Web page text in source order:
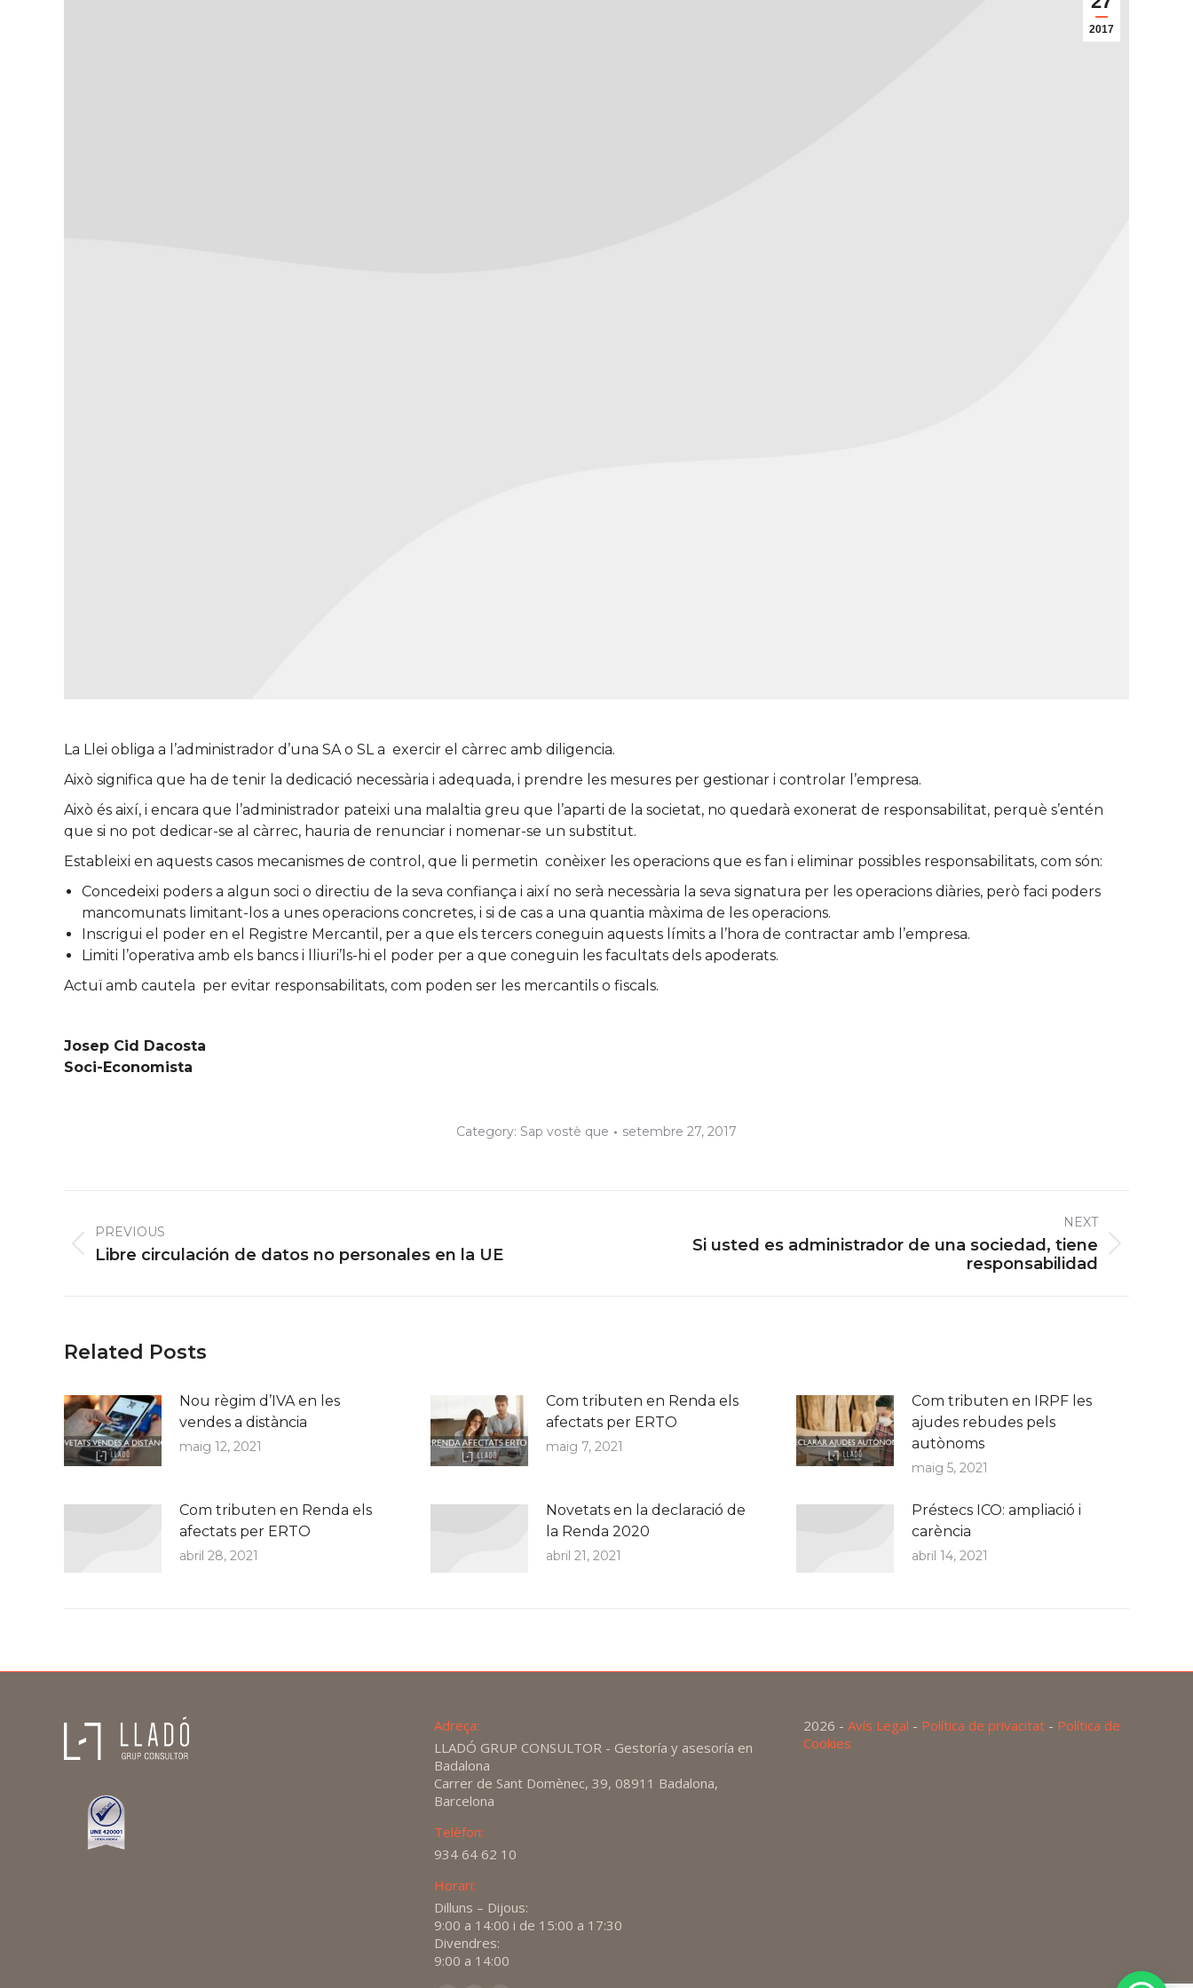
2017
La Llei obliga a l’administrador d’una SA o SL a exercir el càrrec amb diligencia.
Això significa que ha de tenir la dedicació necessària i adequada, i prendre les mesures per gestionar i controlar l’empresa.
Això és així, i encara que l’administrador pateixi una malaltia greu que l’aparti de la societat, no quedarà exonerat de responsabilitat, perquè s’entén
que si no pot dedicar-se al càrrec, hauria de renunciar i nomenar-se un substitut.
Estableixi en aquests casos mecanismes de control, que li permetin conèixer les operacions que es fan i eliminar possibles responsabilitats, com són:
Concedeixi poders a algun soci o directiu de la seva confiança i així no serà necessària la seva signatura per les operacions diàries, però faci poders
mancomunats limitant-los a unes operacions concretes, i si de cas a una quantia màxima de les operacions.
Inscrigui el poder en el Registre Mercantil, per a que els tercers coneguin aquests límits a l’hora de contractar amb l’empresa.
Limiti l’operativa amb els bancs i lliuri’ls-hi el poder per a que coneguin les facultats dels apoderats.
Actuï amb cautela per evitar responsabilitats, com poden ser les mercantils o fiscals.
Josep Cid Dacosta
Soci-Economista
Category: Sap vostè que setembre 27, 2017
navigation
PREVIOUS
Previous
Libre circulación de datos no personales en la UE
NEXT
Si usted es administrador de una sociedad, tiene
responsabilidad
Related Posts
Nou règim d’IVA en les
vendes a distància
maig 12, 2021
Com tributen en Renda els
afectats per ERTO
maig 7, 2021
Com tributen en IRPF les
ajudes rebudes pels
autònoms
maig 5, 2021
Com tributen en Renda els
afectats per ERTO
abril 28, 2021
Novetats en la declaració de
la Renda 2020
abril 21, 2021
Préstecs ICO: ampliació i
carència
abril 14, 2021
Adreça:
LLADÓ GRUP CONSULTOR - Gestoría y asesoría en
Badalona
Carrer de Sant Domènec, 39, 08911 Badalona,
Barcelona
Telèfon:
934 64 62 10
Horari:
Dilluns – Dijous:
9:00 a 14:00 i de 15:00 a 17:30
Divendres:
9:00 a 14:00
2026 -Avís Legal - Política de privacitat - Política de
Cookies